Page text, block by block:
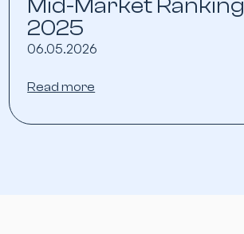
Mid-Market Ranking
2025
06.05.2026
Read more